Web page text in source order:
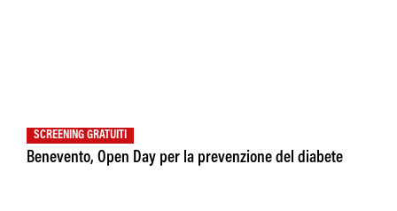
SCREENING GRATUITI
Benevento, Open Day per la prevenzione del diabete